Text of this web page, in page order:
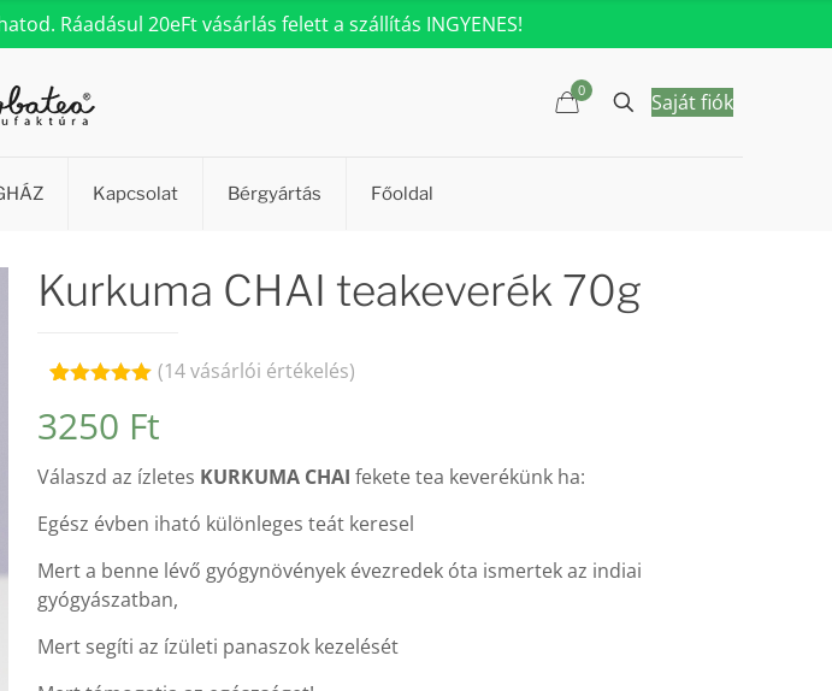
Ráadásul 20eFt vásárlás felett a szállítás INGYENES!
Kapcsolat Bérgyártás Főoldal
0 Saját fiók
Kurkuma CHAI teakeverék 70g
5.00az 5-
ből,
alapján
(14vásárlói értékelés)
3250 Ft
Válaszd az ízletes KURKUMA CHAI fekete tea keverékünk ha:
Egész évben iható különleges teát keresel
Mert a benne lévő gyógynövények évezredek óta ismertek az indiai
gyógyászatban,
Mert segíti az ízületi panaszok kezelését